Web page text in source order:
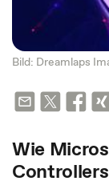
Bild: Dreamlaps
Wie